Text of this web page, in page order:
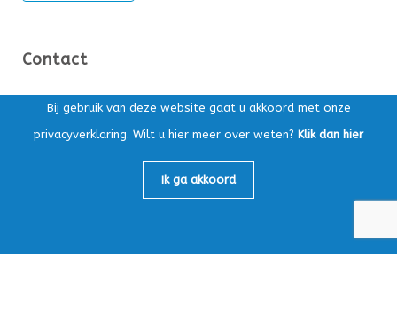
Bij gebruik van deze website gaat u akkoord met onze
privacyverklaring. Wilt u hier meer over weten? Klik dan hier
Ik ga akkoord
Contact
Ds. Kuypersstraat 14T, 3863 CA Nijkerk
Postbus 169, 3860 AD Nijkerk
033-4565147
033-4759605
KvK: 32153891